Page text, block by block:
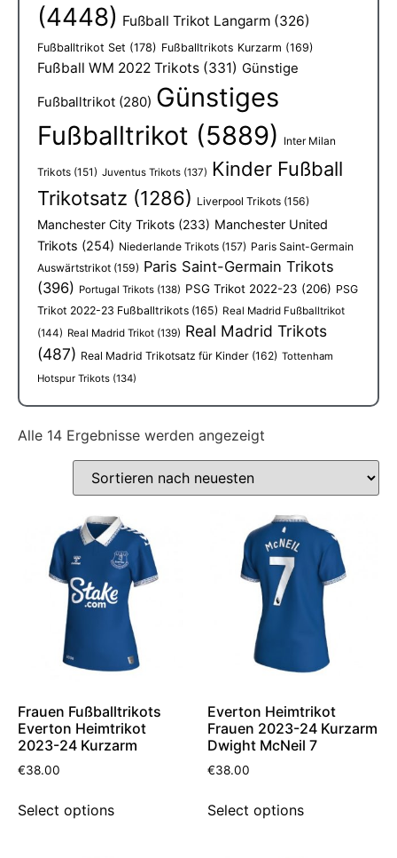
(4448) Fußball Trikot Langarm (326)
Fußballtrikot Set (178) Fußballtrikots Kurzarm (169)
Fußball WM 2022 Trikots (331) Günstige
Fußballtrikot (280) Günstiges
Fußballtrikot (5889) Inter Milan
Trikots (151) Juventus Trikots (137) Kinder Fußball
Trikotsatz (1286) Liverpool Trikots (156)
Manchester City Trikots (233) Manchester United
Trikots (254) Niederlande Trikots (157) Paris Saint-Germain
Auswärtstrikot (159) Paris Saint-Germain Trikots
(396) Portugal Trikots (138) PSG Trikot 2022-23 (206) PSG
Trikot 2022-23 Fußballtrikots (165) Real Madrid Fußballtrikot
(144) Real Madrid Trikot (139) Real Madrid Trikots
(487) Real Madrid Trikotsatz für Kinder (162) Tottenham
Hotspur Trikots (134)
Alle 14 Ergebnisse werden angezeigt
Frauen Fußballtrikots
Everton Heimtrikot
2023-24 Kurzarm
€38.00
Select options
Everton Heimtrikot
Frauen 2023-24 Kurzarm
Dwight McNeil 7
€38.00
Select options